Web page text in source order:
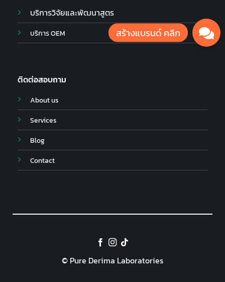
บริการวิจัยและพัฒนาสูตร
บริการ OEM
ติดต่อสอบถาม
About us
Services
Blog
Contact
© Pure Derima Laboratories